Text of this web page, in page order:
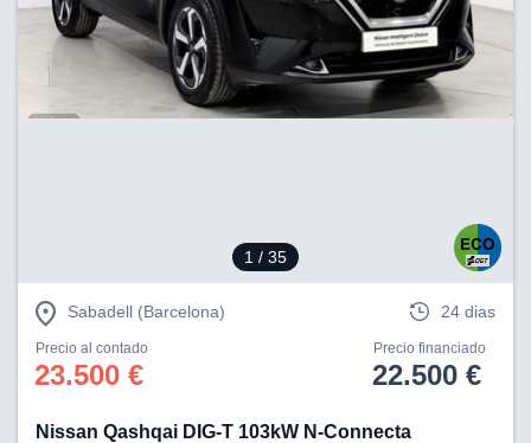
1 / 35
Sabadell (Barcelona) 24 dias
Precio al contado
23.500 €
Precio financiado
22.500 €
Nissan Qashqai DIG-T 103kW N-Connecta